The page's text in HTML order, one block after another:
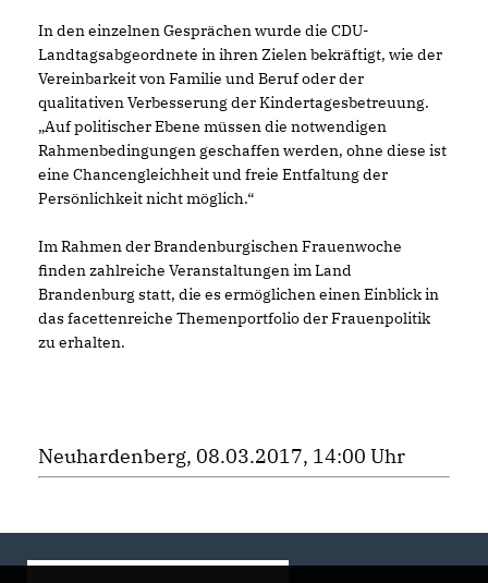
In den einzelnen Gesprächen wurde die CDU-
Landtagsabgeordnete in ihren Zielen bekräftigt, wie der
Vereinbarkeit von Familie und Beruf oder der
qualitativen Verbesserung der Kindertagesbetreuung.
Auf politischer Ebene müssen die notwendigen
Rahmenbedingungen geschaffen werden, ohne diese ist
eine Chancengleichheit und freie Entfaltung der
Persönlichkeit nicht möglich.“
Im Rahmen der Brandenburgischen Frauenwoche
finden zahlreiche Veranstaltungen im Land
Brandenburg statt, die es ermöglichen einen Einblick in
das facettenreiche Themenportfolio der Frauenpolitik
zu erhalten.
Neuhardenberg, 08.03.2017, 14:00 Uhr